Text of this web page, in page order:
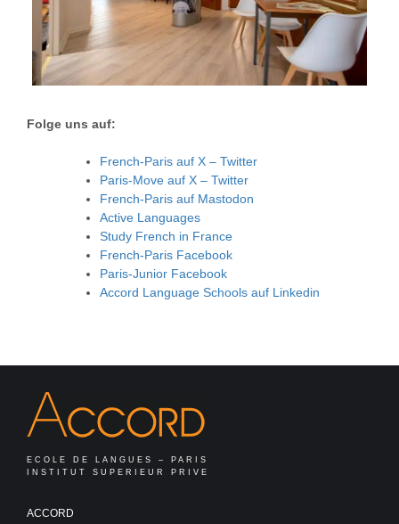
Folge uns auf:
French-Paris auf X – Twitter
Paris-Move auf X – Twitter
French-Paris auf Mastodon
Active Languages
Study French in France
French-Paris Facebook
Paris-Junior Facebook
Accord Language Schools auf Linkedin
ECOLE DE LANGUES – PARIS
INSTITUT SUPERIEUR PRIVE
ACCORD